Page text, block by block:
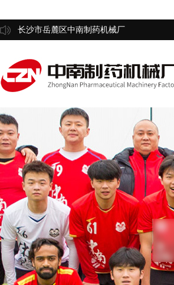
长沙市岳麓区中南制药机械厂